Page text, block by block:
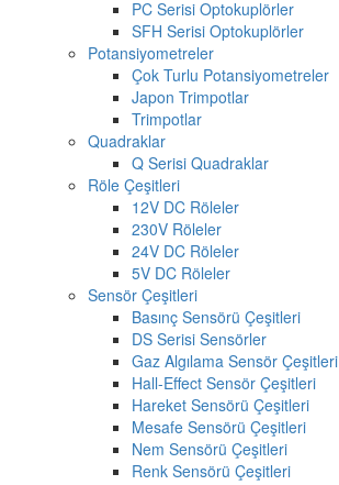
PC Serisi Optokuplörler
SFH Serisi Optokuplörler
Potansiyometreler
Çok Turlu Potansiyometreler
Japon Trimpotlar
Trimpotlar
Quadraklar
Q Serisi Quadraklar
Röle Çeşitleri
12V DC Röleler
230V Röleler
24V DC Röleler
5V DC Röleler
Sensör Çeşitleri
Basınç Sensörü Çeşitleri
DS Serisi Sensörler
Gaz Algılama Sensör Çeşitleri
Hall-Effect Sensör Çeşitleri
Hareket Sensörü Çeşitleri
Mesafe Sensörü Çeşitleri
Nem Sensörü Çeşitleri
Renk Sensörü Çeşitleri